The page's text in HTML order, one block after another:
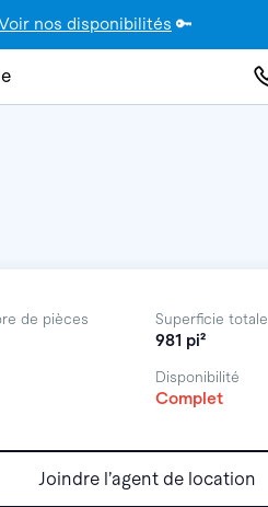
nos disponibilités 🔑
de pièces Superficie totale
981 pi²
Disponibilité
Complet
Joindre l’agent de location